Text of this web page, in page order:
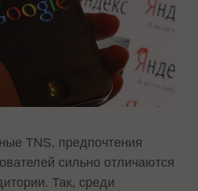
TNS, предпочтения
сильно отличаются
Так, среди